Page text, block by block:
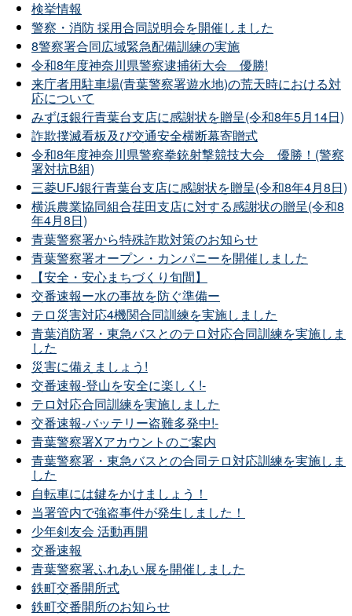
検挙情報
警察・消防 採用合同説明会を開催しました
8警察署合同広域緊急配備訓練の実施
令和8年度神奈川県警察逮捕術大会 優勝!
来庁者用駐車場(青葉警察署遊水地)の荒天時における対
応について
みずほ銀行青葉台支店に感謝状を贈呈(令和8年5月14日)
詐欺撲滅看板及び交通安全横断幕寄贈式
令和8年度神奈川県警察拳銃射撃競技大会 優勝！(警察
署対抗B組)
三菱UFJ銀行青葉台支店に感謝状を贈呈(令和8年4月8日)
横浜農業協同組合荏田支店に対する感謝状の贈呈(令和8
年4月8日)
青葉警察署から特殊詐欺対策のお知らせ
青葉警察署オープン・カンパニーを開催しました
【安全・安心まちづくり旬間】
交番速報ー水の事故を防ぐ準備ー
テロ災害対応4機関合同訓練を実施しました
青葉消防署・東急バスとのテロ対応合同訓練を実施しま
した
災害に備えましょう!
交番速報-登山を安全に楽しく!-
テロ対応合同訓練を実施しました
交番速報-バッテリー盗難多発中!-
青葉警察署Xアカウントのご案内
青葉警察署・東急バスとの合同テロ対応訓練を実施しま
した
自転車には鍵をかけましょう！
当署管内で強盗事件が発生しました！
少年剣友会 活動再開
交番速報
青葉警察署ふれあい展を開催しました
鉄町交番開所式
鉄町交番開所のお知らせ